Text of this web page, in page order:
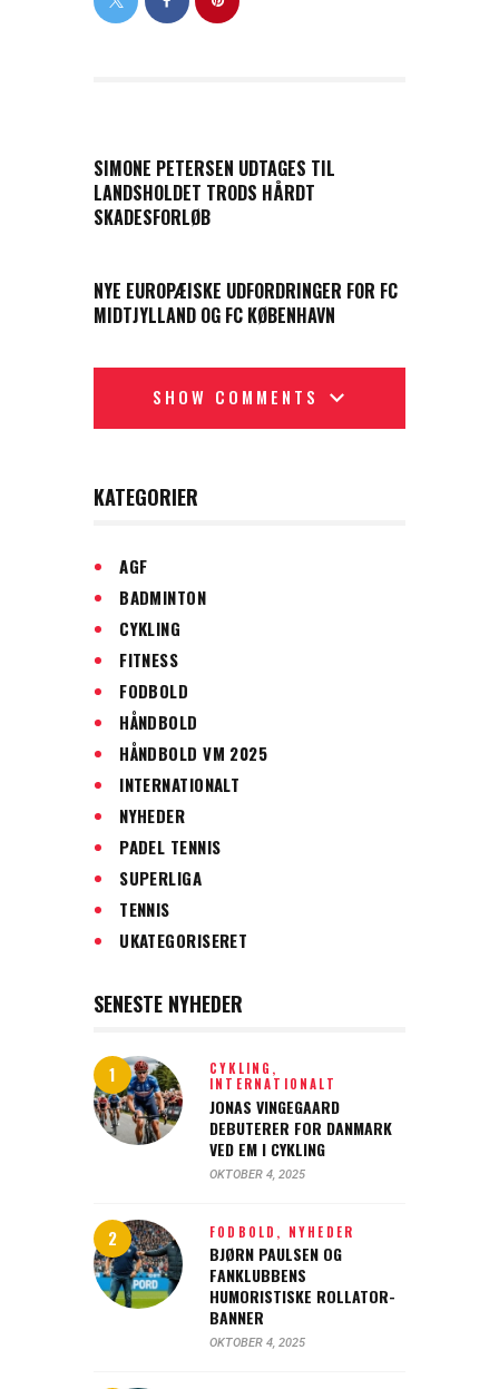
SIMONE PETERSEN UDTAGES TIL
LANDSHOLDET TRODS HÅRDT
SKADESFORLØB
NYE EUROPÆISKE UDFORDRINGER FOR FC
MIDTJYLLAND OG FC KØBENHAVN
SHOW COMMENTS
KATEGORIER
AGF
BADMINTON
CYKLING
FITNESS
FODBOLD
HÅNDBOLD
HÅNDBOLD VM 2025
INTERNATIONALT
NYHEDER
PADEL TENNIS
SUPERLIGA
TENNIS
UKATEGORISERET
SENESTE NYHEDER
CYKLING,
INTERNATIONALT
JONAS VINGEGAARD
DEBUTERER FOR DANMARK
VED EM I CYKLING
OKTOBER 4, 2025
FODBOLD, NYHEDER
BJØRN PAULSEN OG
FANKLUBBENS
HUMORISTISKE ROLLATOR-
BANNER
OKTOBER 4, 2025